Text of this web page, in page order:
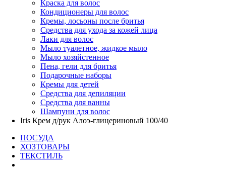
Краска для волос
Кондиционеры для волос
Кремы, лосьоны после бритья
Средства для ухода за кожей лица
Лаки для волос
Мыло туалетное, жидкое мыло
Мыло хозяйстенное
Пена, гели для бритья
Подарочные наборы
Кремы для детей
Средства для депиляции
Средства для ванны
Шампуни для волос
Iris Крем д/рук Алоэ-глицериновый 100/40
ПОСУДА
ХОЗТОВАРЫ
ТЕКСТИЛЬ